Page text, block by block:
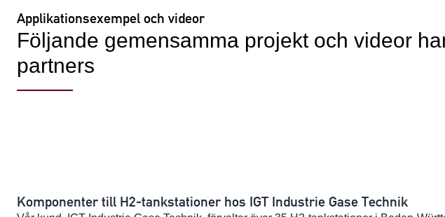
Applikationsexempel och videor
Följande gemensamma projekt och videor
partners
Komponenter till H2-tankstationer hos IGT Industrie Gase Technik